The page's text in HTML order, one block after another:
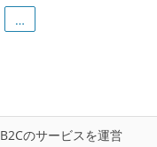
…
B2Cのサービスを運営